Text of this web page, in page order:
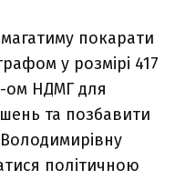
покарати
у розмірі 417
ом НДМГ для
та позбавити
політичною